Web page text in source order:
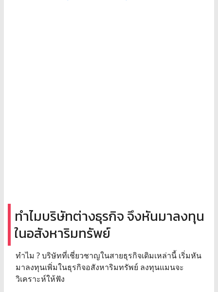
ทำไมบริษัทต่างธุรกิจ จึงหันมาลงทุน
ในอสังหาริมทรัพย์
ทำไม ? บริษัทที่เชี่ยวชาญในสายธุรกิจเดิมเหล่านี้ เริ่มหัน
มาลงทุนเพิ่มในธุรกิจอสังหาริมทรัพย์ ลงทุนแมนจะ
วิเคราะห์ให้ฟัง